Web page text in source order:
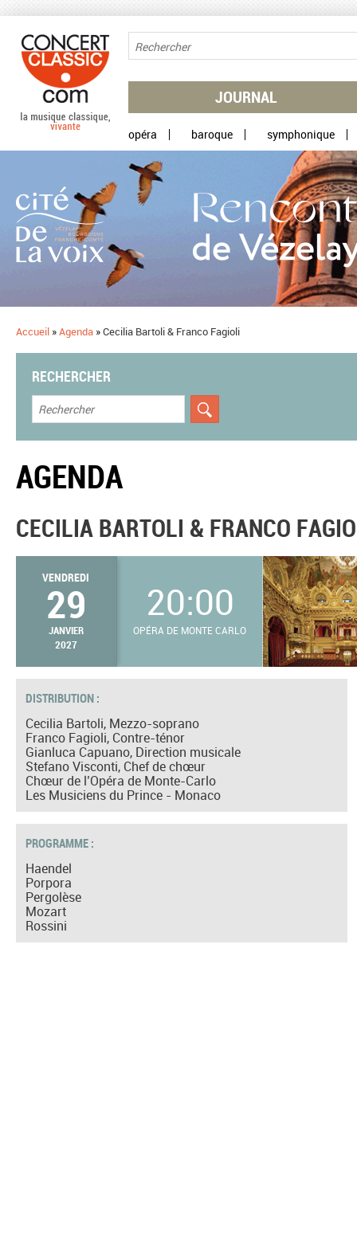
JOURNAL
opéra baroque symphonique
Accueil »Agenda »Cecilia Bartoli & Franco Fagioli
RECHERCHER
AGENDA
CECILIA BARTOLI & FRANCO
VENDREDI
29
JANVIER
2027
20:00
OPÉRA DE MONTE CARLO
DISTRIBUTION :
Cecilia Bartoli, Mezzo-soprano
Franco Fagioli, Contre-ténor
Gianluca Capuano, Direction musicale
Stefano Visconti, Chef de chœur
Chœur de l’Opéra de Monte-Carlo
Les Musiciens du Prince - Monaco
PROGRAMME :
Haendel
Porpora
Pergolèse
Mozart
Rossini